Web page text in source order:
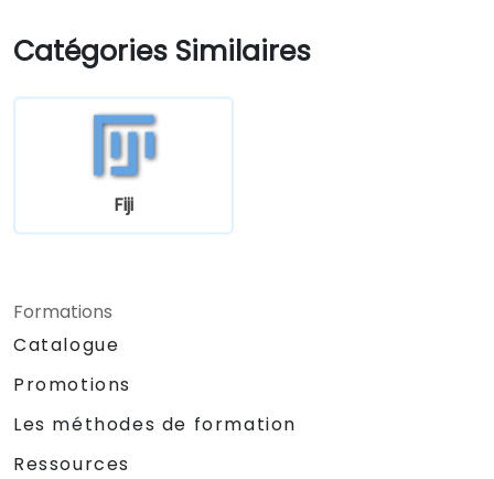
Catégories Similaires
Fiji
Formations
Catalogue
Promotions
Les méthodes de formation
Ressources